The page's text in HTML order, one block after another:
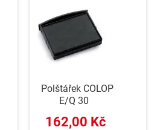
Polštářek COLOP
E/Q 30
162,00 Kč